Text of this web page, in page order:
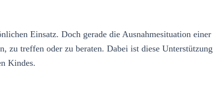
Einsatz. Doch gerade die Ausnahmesituation einer
zu treffen oder zu beraten. Dabei ist diese Unterstützung
Kindes.